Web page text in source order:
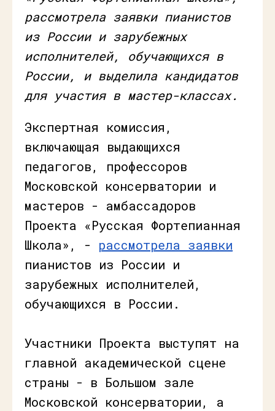
рассмотрела заявки пианистов
из России и зарубежных
исполнителей, обучающихся в
России, и выделила кандидатов
для участия в мастер-классах.
Экспертная комиссия,
включающая выдающихся
педагогов, профессоров
Московской консерватории и
мастеров - амбассадоров
Проекта «Русская Фортепианная
Школа», - рассмотрела заявки
пианистов из России и
зарубежных исполнителей,
обучающихся в России.
Участники Проекта выступят на
главной академической сцене
страны - в Большом зале
Московской консерватории, а